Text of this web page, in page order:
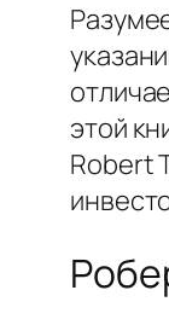
этой
Robert